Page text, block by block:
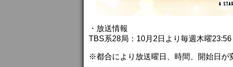
・放送情報
TBS系28局：10月2日より毎週木曜23:56
※都合により放送曜日、時間、開始日が